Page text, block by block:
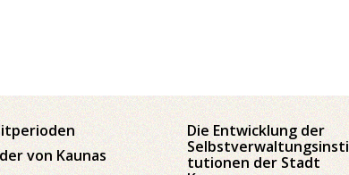
von Kaunas
Die Entwicklung der
Selbstverwaltungsinsti
tutionen der Stadt